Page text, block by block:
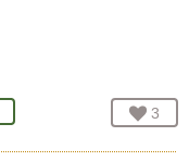
お気
3